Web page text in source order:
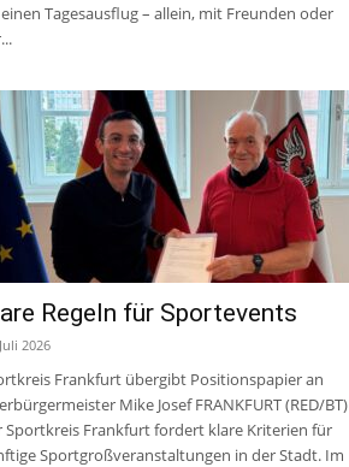
Tagesausflug – allein, mit Freunden oder
Regeln für Sportevents
2026
Frankfurt übergibt Positionspapier an
Mike Josef FRANKFURT (RED/BT)
Sportkreis Frankfurt fordert klare Kriterien für
Sportgroßveranstaltungen in der Stadt. Im